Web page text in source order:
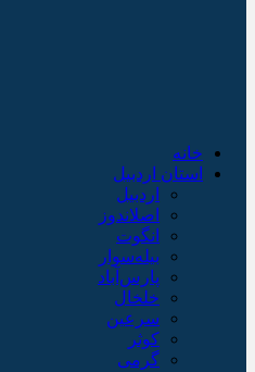
خانه
استان اردبیل
اردبیل
اصلاندوز
انگوت
بیله‌سوار
پارس‌آباد
خلخال
سرعین
کوثر
گرمی